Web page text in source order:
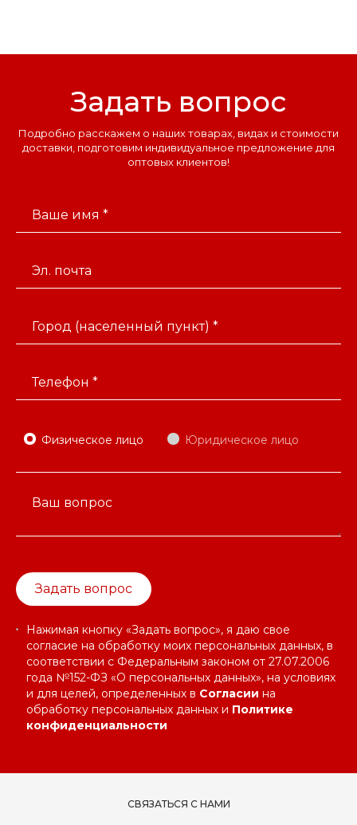
Задать вопрос
Подробно расскажем о наших товарах, видах и стоимости
доставки, подготовим индивидуальное предложение для
оптовых клиентов!
Ваше имя *
Эл. почта
Город (населенный пункт) *
Телефон *
Физическое лицо Юридическое лицо
Ваш вопрос
Задать вопрос
Нажимая кнопку «Задать вопрос», я даю свое
согласие на обработку моих персональных данных, в
соответствии с Федеральным законом от 27.07.2006
года №152-ФЗ «О персональных данных», на условиях
и для целей, определенных в Согласии на
обработку персональных данных и Политике
конфиденциальности
СВЯЗАТЬСЯ С НАМИ